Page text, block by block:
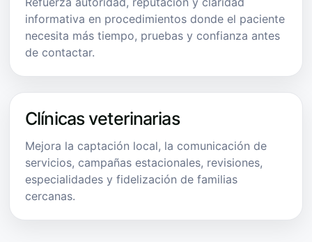
informativa en procedimientos donde el paciente
necesita más tiempo, pruebas y confianza antes
de contactar.
Clínicas veterinarias
Mejora la captación local, la comunicación de
servicios, campañas estacionales, revisiones,
especialidades y fidelización de familias
cercanas.